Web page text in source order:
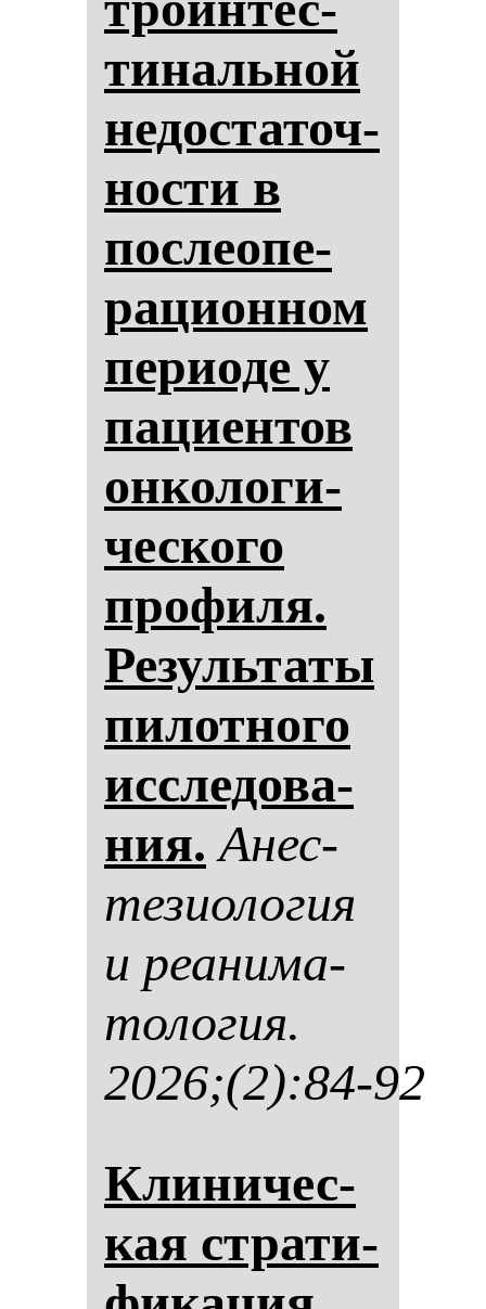
ти­наль­ной
не­дос­та­точ­
нос­ти в
пос­ле­опе­
ра­ци­он­ном
пе­ри­оде у
па­ци­ен­тов
он­ко­ло­ги­
чес­ко­го
про­фи­ля.
Ре­зуль­та­ты
пи­лот­но­го
ис­сле­до­ва­
ния. Анес­
те­зи­оло­гия
и ре­ани­ма­
то­ло­гия.
2026;(2):84-92
Кли­ни­чес­
кая стра­ти­